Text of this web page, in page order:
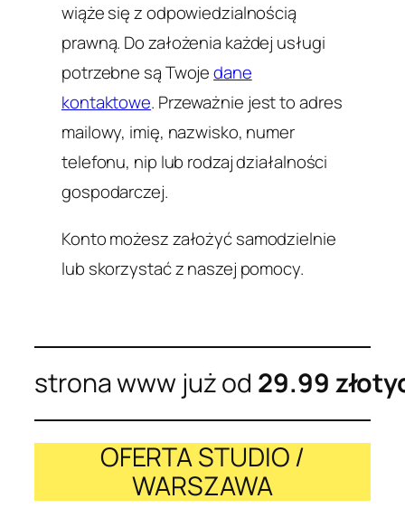
wiąże się z odpowiedzialnością
prawną. Do założenia każdej usługi
potrzebne są Twojedane
kontaktowe. Przeważnie jest to adres
mailowy, imię, nazwisko, numer
telefonu, nip lub rodzaj działalności
gospodarczej.
Konto możesz założyć samodzielnie
lub skorzystać z naszej pomocy.
strona www już od 29.99
OFERTA STUDIO /
WARSZAWA